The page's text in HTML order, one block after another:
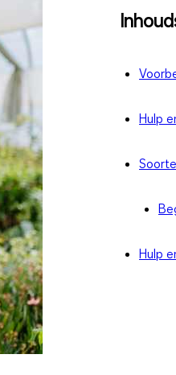
Hulp
Hulp